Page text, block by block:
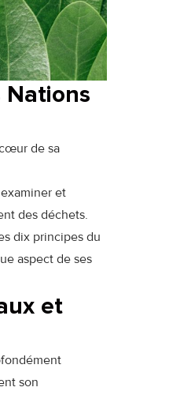
de sa
et
des déchets.
dix principes du
aspect de ses
et
son